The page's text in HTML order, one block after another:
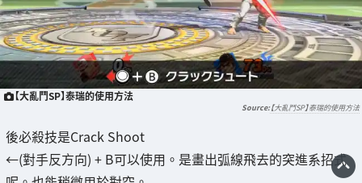
【大亂鬥SP】泰瑞的使用方法
【大亂鬥SP】泰瑞的使用方法
後必殺技是Crack Shoot
←(對手反方向) + B可以使用。是畫出弧線飛去的突進系招式